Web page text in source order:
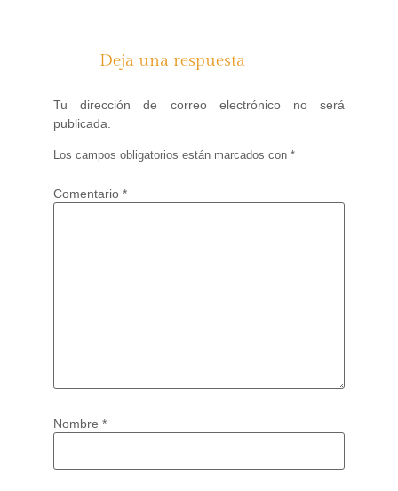
Deja una respuesta
Tu dirección de correo electrónico no será
publicada.
Los campos obligatorios están marcados con *
Comentario *
Nombre *